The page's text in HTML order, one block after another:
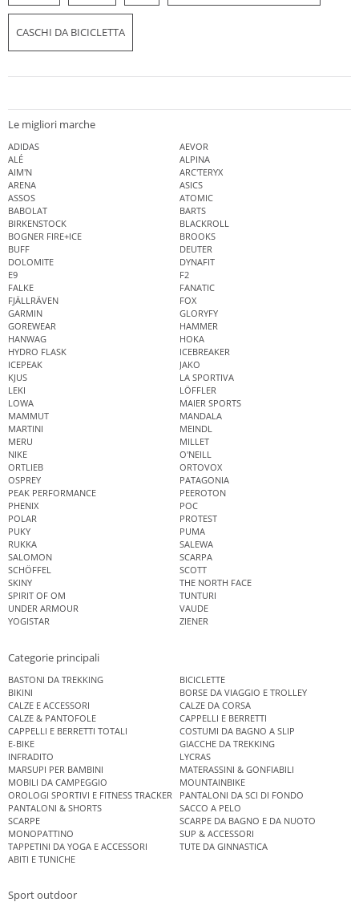
CASCHI DA BICICLETTA
Le migliori marche
ADIDAS
AEVOR
ALÉ
ALPINA
AIM'N
ARC'TERYX
ARENA
ASICS
ASSOS
ATOMIC
BABOLAT
BARTS
BIRKENSTOCK
BLACKROLL
BOGNER FIRE+ICE
BROOKS
BUFF
DEUTER
DOLOMITE
DYNAFIT
E9
F2
FALKE
FANATIC
FJÄLLRÄVEN
FOX
GARMIN
GLORYFY
GOREWEAR
HAMMER
HANWAG
HOKA
HYDRO FLASK
ICEBREAKER
ICEPEAK
JAKO
KJUS
LA SPORTIVA
LEKI
LÖFFLER
LOWA
MAIER SPORTS
MAMMUT
MANDALA
MARTINI
MEINDL
MERU
MILLET
NIKE
O'NEILL
ORTLIEB
ORTOVOX
OSPREY
PATAGONIA
PEAK PERFORMANCE
PEEROTON
PHENIX
POC
POLAR
PROTEST
PUKY
PUMA
RUKKA
SALEWA
SALOMON
SCARPA
SCHÖFFEL
SCOTT
SKINY
THE NORTH FACE
SPIRIT OF OM
TUNTURI
UNDER ARMOUR
VAUDE
YOGISTAR
ZIENER
Categorie principali
BASTONI DA TREKKING
BICICLETTE
BIKINI
BORSE DA VIAGGIO E TROLLEY
CALZE E ACCESSORI
CALZE DA CORSA
CALZE & PANTOFOLE
CAPPELLI E BERRETTI
CAPPELLI E BERRETTI TOTALI
COSTUMI DA BAGNO A SLIP
E-BIKE
GIACCHE DA TREKKING
INFRADITO
LYCRAS
MARSUPI PER BAMBINI
MATERASSINI & GONFIABILI
MOBILI DA CAMPEGGIO
MOUNTAINBIKE
OROLOGI SPORTIVI E FITNESS TRACKER
PANTALONI DA SCI DI FONDO
PANTALONI & SHORTS
SACCO A PELO
SCARPE
SCARPE DA BAGNO E DA NUOTO
MONOPATTINO
SUP & ACCESSORI
TAPPETINI DA YOGA E ACCESSORI
TUTE DA GINNASTICA
ABITI E TUNICHE
Sport outdoor